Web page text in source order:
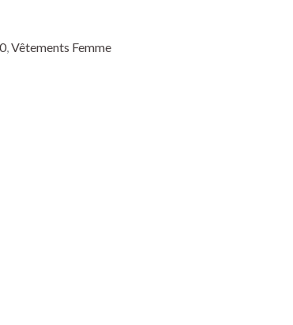
,Vêtements Femme